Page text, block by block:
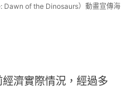
Dawn of the Dinosaurs）動畫宣傳海
濟實際情況，經過多